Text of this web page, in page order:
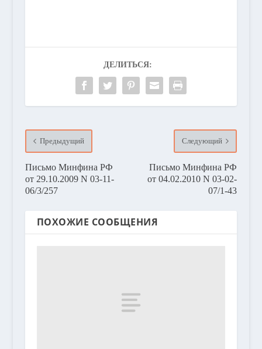
ДЕЛИТЬСЯ:
Предыдущий
Письмо Минфина РФ
от 29.10.2009 N 03-11-
06/3/257
Следующий
Письмо Минфина РФ
от 04.02.2010 N 03-02-
07/1-43
ПОХОЖИЕ СООБЩЕНИЯ